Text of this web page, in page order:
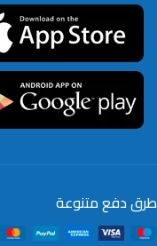
طرق دفع متنوعة